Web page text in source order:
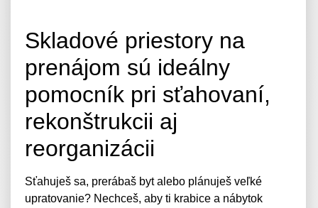
Skladové priestory na
prenájom sú ideálny
pomocník pri sťahovaní,
rekonštrukcii aj
reorganizácii
Sťahuješ sa, prerábaš byt alebo plánuješ veľké
upratovanie? Nechceš, aby ti krabice a nábytok